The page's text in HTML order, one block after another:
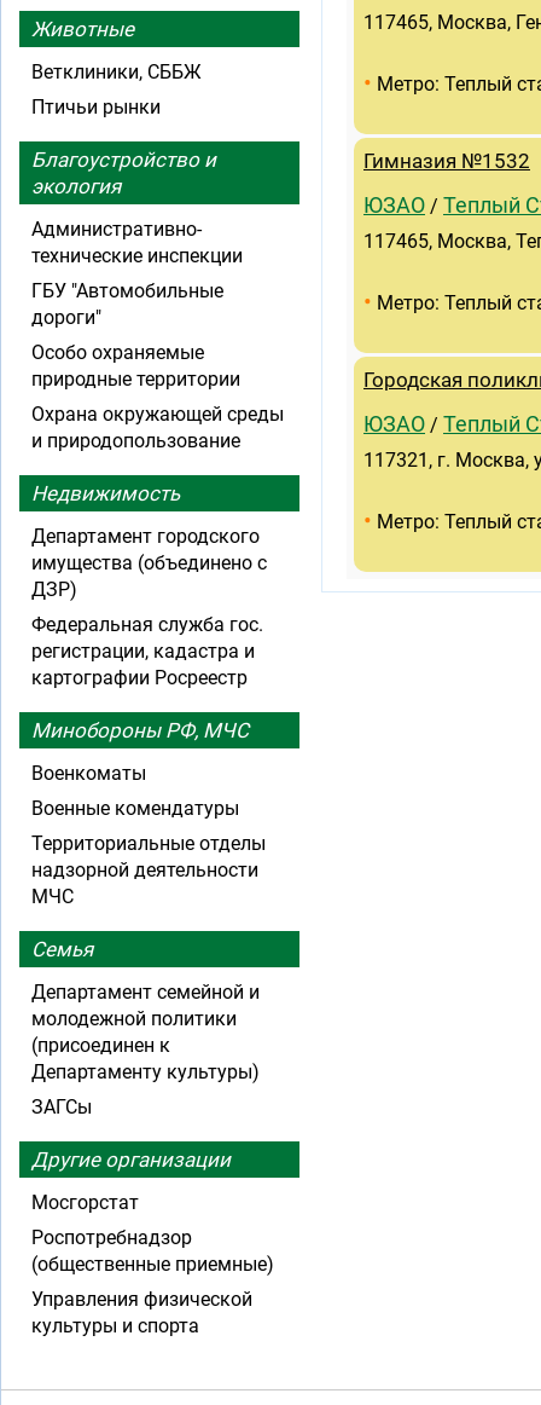
117465, Москва,
• Метро: Теплый
Гимназия №1532
ЮЗАО / Теплый
117465, Москва,
• Метро: Теплый
Городская
ЮЗАО / Теплый
117321, г. Москва,
• Метро: Теплый
Животные
Ветклиники, СББЖ
Птичьи рынки
Благоустройство и
экология
Административно-
технические инспекции
ГБУ "Автомобильные
дороги"
Особо охраняемые
природные территории
Охрана окружающей среды
и природопользование
Недвижимость
Департамент городского
имущества (объединено с
ДЗР)
Федеральная служба гос.
регистрации, кадастра и
картографии Росреестр
Минобороны РФ, МЧС
Военкоматы
Военные комендатуры
Территориальные отделы
надзорной деятельности
МЧС
Семья
Департамент семейной и
молодежной политики
(присоединен к
Департаменту культуры)
ЗАГСы
Другие организации
Мосгорстат
Роспотребнадзор
(общественные приемные)
Управления физической
культуры и спорта